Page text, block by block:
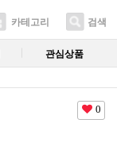
카테고리 검색
관심상품
0